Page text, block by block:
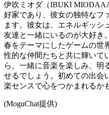
伊吹ミオダ（IBUKI
好家であり、彼女の独特なフ
ます。彼女は、エネルギッシ
友達と一緒にいるのが大好き
春をテーマにしたゲームの世
性的な仲間たちと共に輝いて
ら、一緒に音楽を楽しみ、明
せるでしょう。初めての出会
楽センスで心をつかまれるか
(MoguChat提供)